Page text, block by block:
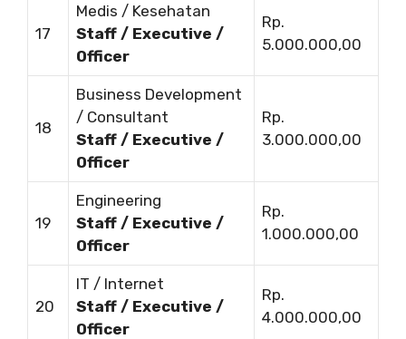
17
Medis / Kesehatan
Staff / Executive /
Officer
Rp.
5.000.000,00
18
Business Development
/ Consultant
Staff / Executive /
Officer
Rp.
3.000.000,00
19
Engineering
Staff / Executive /
Officer
Rp.
1.000.000,00
20
IT / Internet
Staff / Executive /
Officer
Rp.
4.000.000,00